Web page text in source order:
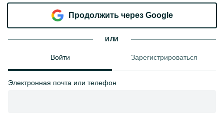
Продолжить через Google
ИЛИ
Войти Зарегистрироваться
Электронная почта или телефон